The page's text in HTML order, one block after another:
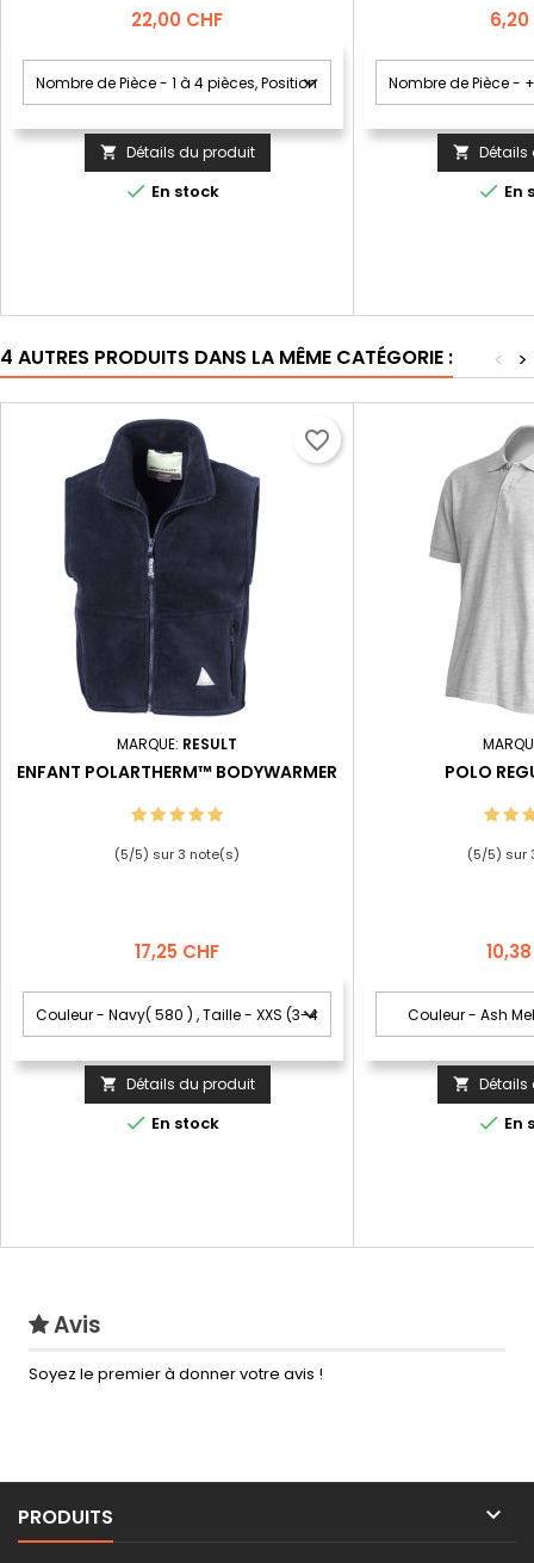
Prix
22,00 CHF
 Détails du produit
 En stock
Prix
6,20
 Détails
 En
4 AUTRES PRODUITS DANS LA MÊME CATÉGORIE : >
<
MARQUE: RESULT
ENFANT POLARTHERM™ BODYWARMER
(5/5) sur3 note(s)
Prix
17,25 CHF
 Détails du produit
 En stock
favorite_border
POLO
(5/5) sur
Prix
 Détails
 En
Avis
Soyez le premier à donner votre avis !
PRODUITS 